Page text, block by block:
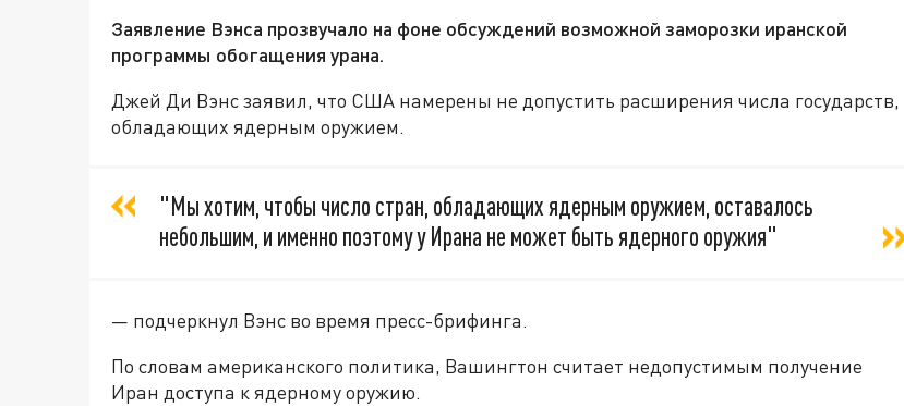
Заявление Вэнса прозвучало на фоне обсуждений возможной заморозки иранской
программы обогащения урана.
Джей Ди Вэнс заявил, что США намерены не допустить расширения числа государств,
обладающих ядерным оружием.
"Мы хотим, чтобы число стран, обладающих ядерным оружием, оставалось
небольшим, и именно поэтому у Ирана не может быть ядерного оружия"
— подчеркнул Вэнс во время пресс-брифинга.
По словам американского политика, Вашингтон считает недопустимым получение
Иран доступа к ядерному оружию.